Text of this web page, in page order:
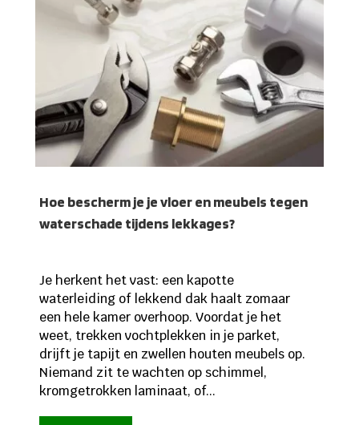
Hoe bescherm je je vloer en meubels tegen
waterschade tijdens lekkages?
Je herkent het vast: een kapotte
waterleiding of lekkend dak haalt zomaar
een hele kamer overhoop. Voordat je het
weet, trekken vochtplekken in je parket,
drijft je tapijt en zwellen houten meubels op.
Niemand zit te wachten op schimmel,
kromgetrokken laminaat, of...